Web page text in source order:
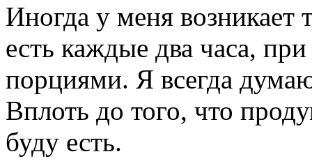
Иногда у меня
есть каждые два часа,
порциями. Я всегда
Вплоть до того, что
буду есть.